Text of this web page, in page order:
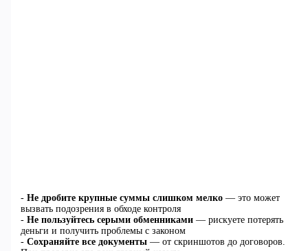
- Не дробите крупные суммы слишком мелко— это может
вызвать подозрения в обходе контроля
- Не пользуйтесь серыми обменниками— рискуете потерять
деньги и получить проблемы с законом
- Сохраняйте все документы— от скриншотов до договоров.